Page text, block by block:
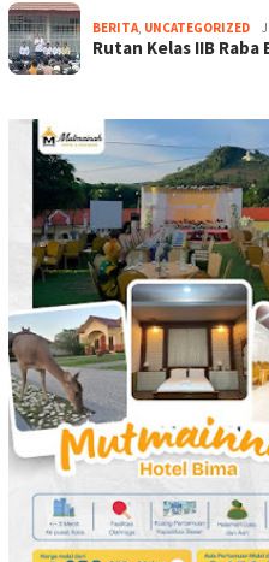
BERITA UNCATEGORIZED
Rutan Kelas IIB